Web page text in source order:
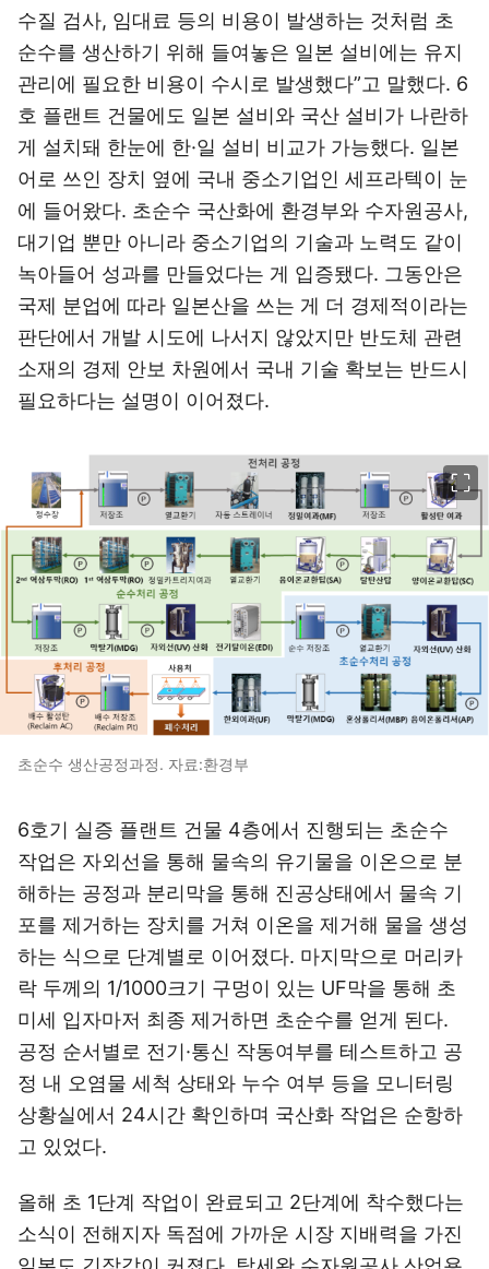
수질 검사, 임대료 등의 비용이 발생하는 것처럼 초
순수를 생산하기 위해 들여놓은 일본 설비에는 유지
관리에 필요한 비용이 수시로 발생했다”고 말했다. 6
호 플랜트 건물에도 일본 설비와 국산 설비가 나란하
게 설치돼 한눈에 한·일 설비 비교가 가능했다. 일본
어로 쓰인 장치 옆에 국내 중소기업인 세프라텍이 눈
에 들어왔다. 초순수 국산화에 환경부와 수자원공사,
대기업 뿐만 아니라 중소기업의 기술과 노력도 같이
녹아들어 성과를 만들었다는 게 입증됐다. 그동안은
국제 분업에 따라 일본산을 쓰는 게 더 경제적이라는
판단에서 개발 시도에 나서지 않았지만 반도체 관련
소재의 경제 안보 차원에서 국내 기술 확보는 반드시
필요하다는 설명이 이어졌다.
초순수 생산공정과정. 자료:환경부
6호기 실증 플랜트 건물 4층에서 진행되는 초순수
작업은 자외선을 통해 물속의 유기물을 이온으로 분
해하는 공정과 분리막을 통해 진공상태에서 물속 기
포를 제거하는 장치를 거쳐 이온을 제거해 물을 생성
하는 식으로 단계별로 이어졌다. 마지막으로 머리카
락 두께의 1/1000크기 구멍이 있는 UF막을 통해 초
미세 입자마저 최종 제거하면 초순수를 얻게 된다.
공정 순서별로 전기·통신 작동여부를 테스트하고 공
정 내 오염물 세척 상태와 누수 여부 등을 모니터링
상황실에서 24시간 확인하며 국산화 작업은 순항하
고 있었다.
올해 초 1단계 작업이 완료되고 2단계에 착수했다는
소식이 전해지자 독점에 가까운 시장 지배력을 가진